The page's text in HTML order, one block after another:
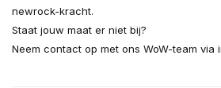
newrock-kracht.
Staat jouw maat er niet bij?
Neem contact op met ons WoW-team via